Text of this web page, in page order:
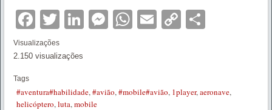
Facebook
TwitterLinkedIn
Messenger
WhatsApp
EmailCopy
Visualizações
2.150 visualizações
Tags
#aventura#habilidade,#avião,#mobile#avião, 1player,aeronave,
helicóptero,luta,mobile